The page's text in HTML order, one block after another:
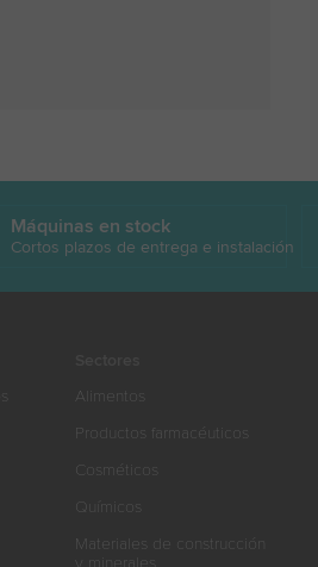
Máquinas en stock
Cortos plazos de entrega e instalación
Alimentos
Productos farmacéuticos
Cosméticos
Químicos
Materiales de construcción
y minerales